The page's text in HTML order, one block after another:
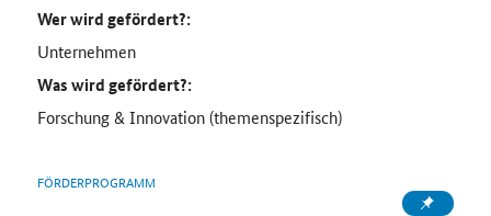
Wer wird gefördert?:
Unternehmen
Was wird gefördert?:
Forschung & Innovation (themenspezifisch)
FÖRDERPROGRAMM